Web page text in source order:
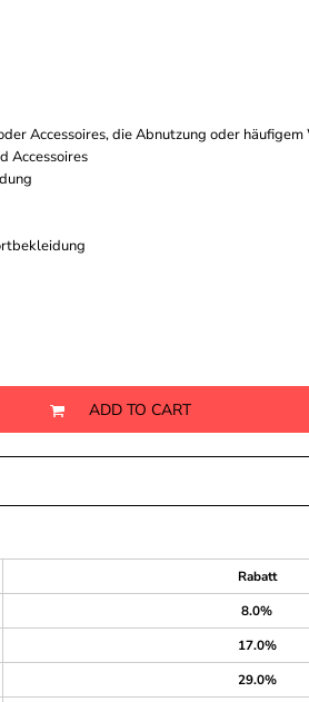
Accessoires, die Abnutzung oder häufigem
Accessoires
ADD TO CART
Rabatt
8.0%
17.0%
29.0%